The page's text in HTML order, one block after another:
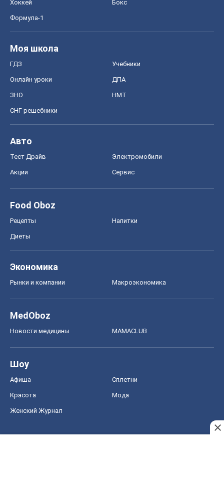
Хоккей Бокс
Формула-1
Моя школа
ГДЗ Учебники
Онлайн уроки ДПА
ЗНО НМТ
СНГ решебники
Авто
Тест Драйв Электромобили
Акции Сервис
Food Oboz
Рецепты Напитки
Диеты
Экономика
Рынки и компании Mакроэкономика
MedOboz
Новости медицины MAMACLUB
Шоу
Афиша Сплетни
Красота Мода
Женский Журнал